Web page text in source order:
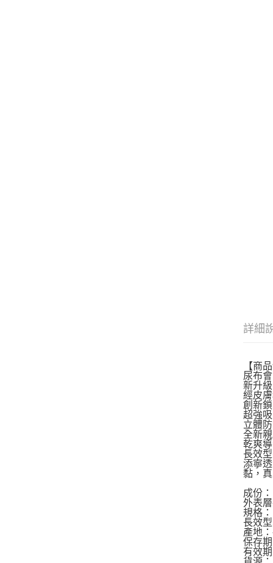
詳細
【商
尿布
新升
經皮
創新
超強
立體
全新
乾爽
長效
添寧
黏，
成份：
外表
規格：
長效
產地
保存
有效